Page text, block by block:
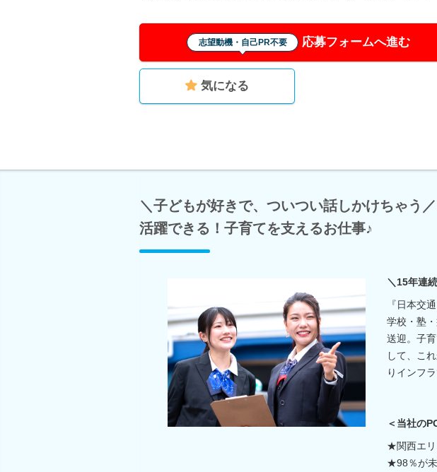
志望動機・自己PR不要 応募フォームへ進む
気になる
＼子どもが好きで、ついつい話しかけちゃう
活躍できる！子育てを支えるお仕事♪
＼15年連
『日本交
学校・塾
送迎。子
して、こ
りインフラ
＜当社の
★関西エリ
★98％が